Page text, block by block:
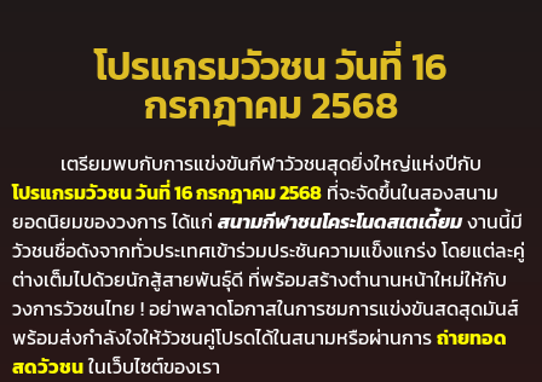
โปรแกรมวัวชน วันที่ 16
กรกฎาคม 2568
เตรียมพบกับการแข่งขันกีฬาวัวชนสุดยิ่งใหญ่แห่งปีกับ
โปรแกรมวัวชน วันที่ 16 กรกฎาคม 2568 ที่จะจัดขึ้นในสองสนาม
ยอดนิยมของวงการ ได้แก่ สนามกีฬาชนโคระโนดสเตเดี้ยมงานนี้มี
วัวชนชื่อดังจากทั่วประเทศเข้าร่วมประชันความแข็งแกร่ง โดยแต่ละคู่
ต่างเต็มไปด้วยนักสู้สายพันธุ์ดี ที่พร้อมสร้างตำนานหน้าใหม่ให้กับ
วงการวัวชนไทย ! อย่าพลาดโอกาสในการชมการแข่งขันสดสุดมันส์
พร้อมส่งกำลังใจให้วัวชนคู่โปรดได้ในสนามหรือผ่านการถ่ายทอด
สดวัวชนในเว็บไซต์ของเรา